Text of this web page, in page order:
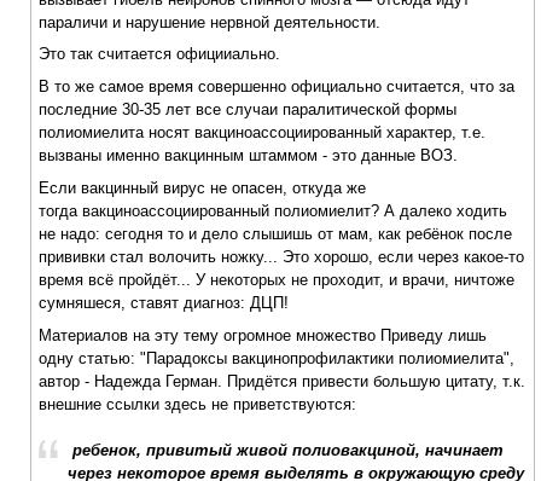
параличи и нарушение нервной деятельности.
Это так считается официиально.
В то же самое время совершенно официально считается, что за
последние 30-35 лет все случаи паралитической формы
полиомиелита носят вакциноассоциированный характер, т.е.
вызваны именно вакцинным штаммом - это данные ВОЗ.
Если вакцинный вирус не опасен, откуда же
тогда вакциноассоциированный полиомиелит? А далеко ходить
не надо: сегодня то и дело слышишь от мам, как ребёнок после
прививки стал волочить ножку... Это хорошо, если через какое-то
время всё пройдёт... У некоторых не проходит, и врачи, ничтоже
сумняшеся, ставят диагноз: ДЦП!
Материалов на эту тему огромное множество Приведу лишь
одну статью: "Парадоксы вакцинопрофилактики полиомиелита",
автор - Надежда Герман. Придётся привести большую цитату, т.к.
внешние ссылки здесь не приветствуются:
ребенок, привитый живой полиовакциной, начинает
через некоторое время выделять в окружающую среду